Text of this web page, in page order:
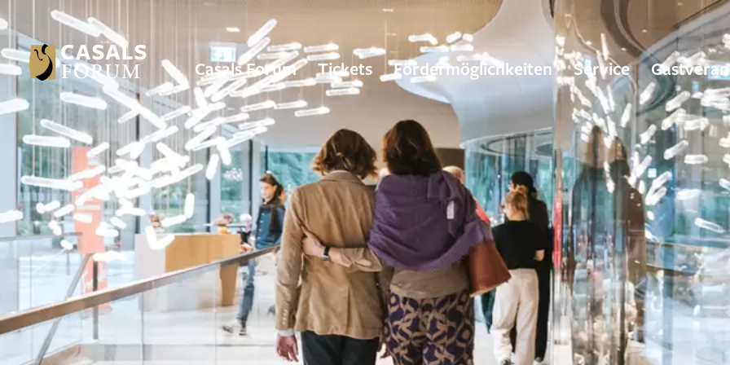
Casals Forum Tickets Fördermöglichkeiten Service